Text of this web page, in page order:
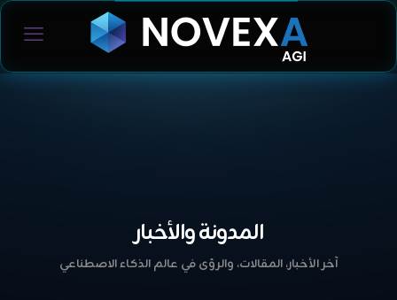
المدونة والأخبار
آخر الأخبار، المقالات، والرؤى في عالم الذكاء الاصطناعي